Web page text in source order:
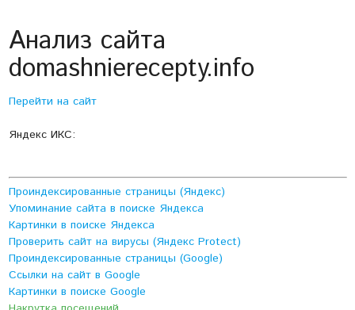
Анализ сайта
domashnierecepty.info
Перейти на сайт
Яндекс ИКС:
Проиндексированные страницы (Яндекс)
Упоминание сайта в поиске Яндекса
Картинки в поиске Яндекса
Проверить сайт на вирусы (Яндекс Protect)
Проиндексированные страницы (Google)
Ссылки на сайт в Google
Картинки в поиске Google